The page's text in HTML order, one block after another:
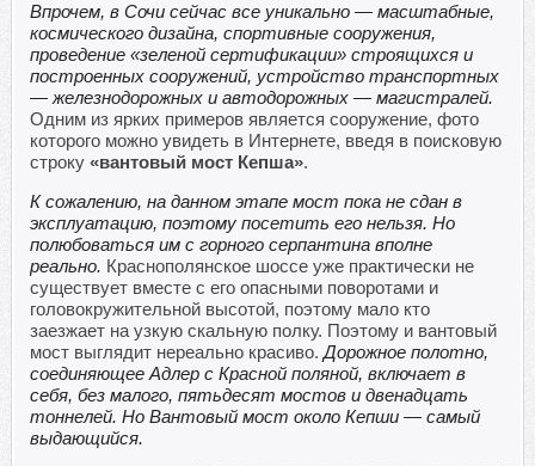
Впрочем, в Сочи сейчас все уникально — масштабные,
космического дизайна, спортивные сооружения,
проведение «зеленой сертификации» строящихся и
построенных сооружений, устройство транспортных
— железнодорожных и автодорожных — магистралей.
Одним из ярких примеров является сооружение, фото
которого можно увидеть в Интернете, введя в поисковую
строку «вантовый мост Кепша».
К сожалению, на данном этапе мост пока не сдан в
эксплуатацию, поэтому посетить его нельзя. Но
полюбоваться им с горного серпантина вполне
реально. Краснополянское шоссе уже практически не
существует вместе с его опасными поворотами и
головокружительной высотой, поэтому мало кто
заезжает на узкую скальную полку. Поэтому и вантовый
мост выглядит нереально красиво. Дорожное полотно,
соединяющее Адлер с Красной поляной, включает в
себя, без малого, пятьдесят мостов и двенадцать
тоннелей. Но Вантовый мост около Кепши — самый
выдающийся.